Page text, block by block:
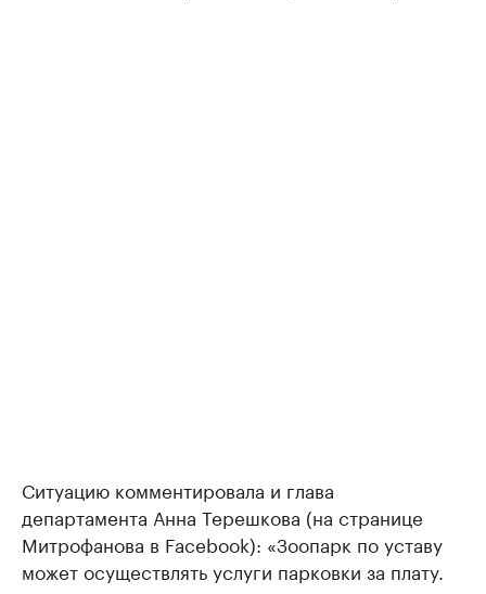
Ситуацию комментировала и глава
департамента Анна Терешкова (на странице
Митрофанова в Facebook): «Зоопарк по уставу
может осуществлять услуги парковки за плату.